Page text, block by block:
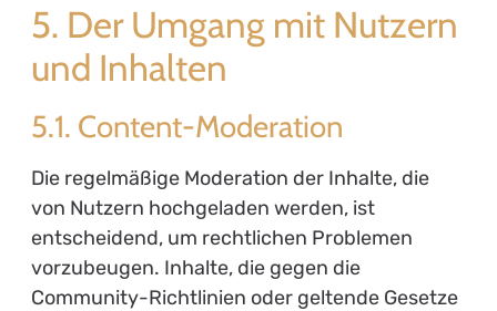
5. Der Umgang mit Nutzern
und Inhalten
5.1. Content-Moderation
Die regelmäßige Moderation der Inhalte, die
von Nutzern hochgeladen werden, ist
entscheidend, um rechtlichen Problemen
vorzubeugen. Inhalte, die gegen die
Community-Richtlinien oder geltende Gesetze